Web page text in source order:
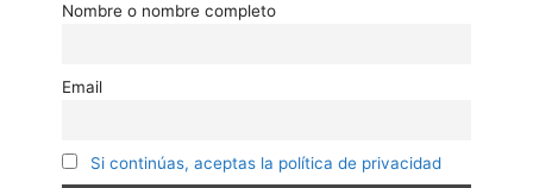
Nombre o nombre completo
Email
Si continúas, aceptas la política de privacidad